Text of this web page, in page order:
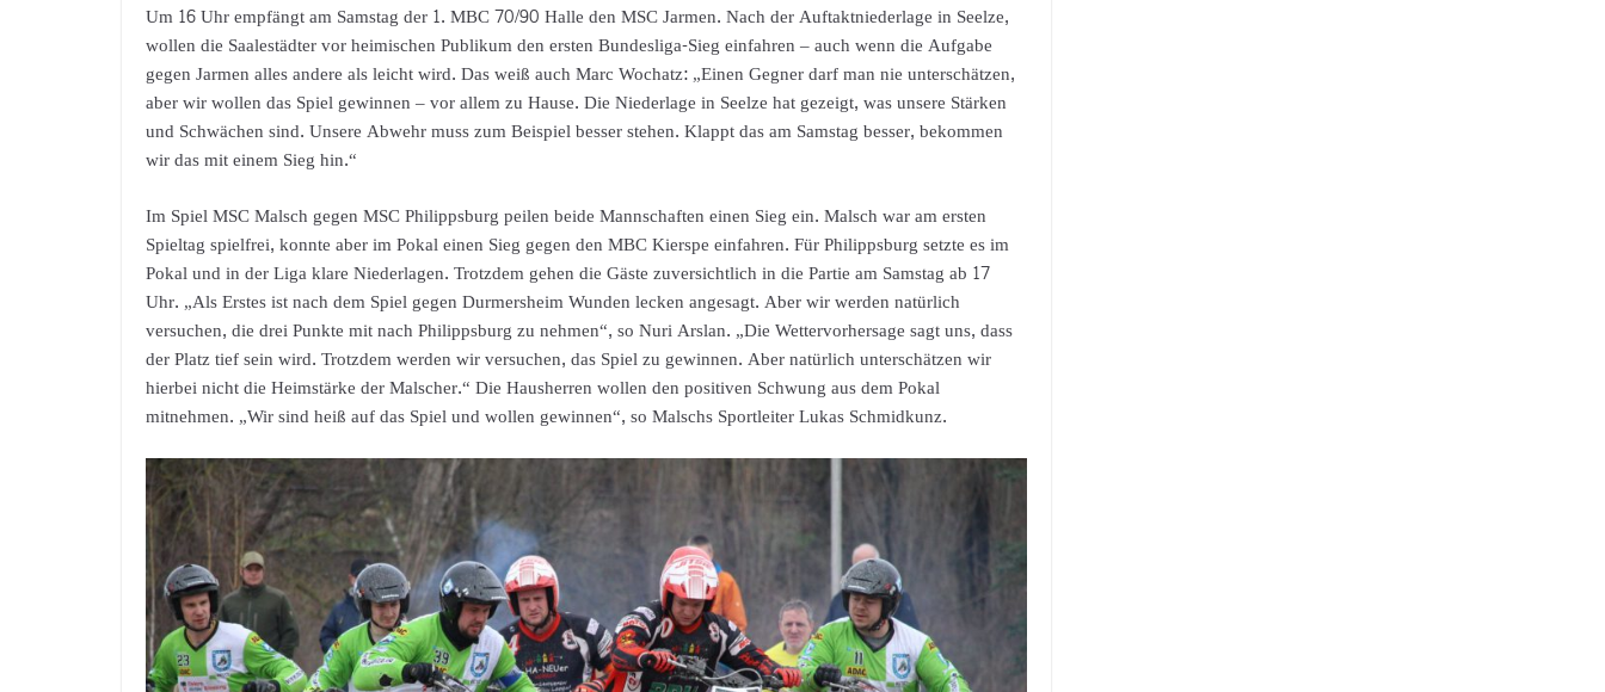
Um 16 Uhr empfängt am Samstag der 1. MBC 70/90 Halle den MSC Jarmen. Nach der Auftaktniederlage in Seelze,
wollen die Saalestädter vor heimischen Publikum den ersten Bundesliga-Sieg einfahren – auch wenn die Aufgabe
gegen Jarmen alles andere als leicht wird. Das weiß auch Marc Wochatz: „Einen Gegner darf man nie unterschätzen,
aber wir wollen das Spiel gewinnen – vor allem zu Hause. Die Niederlage in Seelze hat gezeigt, was unsere Stärken
und Schwächen sind. Unsere Abwehr muss zum Beispiel besser stehen. Klappt das am Samstag besser, bekommen
wir das mit einem Sieg hin.“
Im Spiel MSC Malsch gegen MSC Philippsburg peilen beide Mannschaften einen Sieg ein. Malsch war am ersten
Spieltag spielfrei, konnte aber im Pokal einen Sieg gegen den MBC Kierspe einfahren. Für Philippsburg setzte es im
Pokal und in der Liga klare Niederlagen. Trotzdem gehen die Gäste zuversichtlich in die Partie am Samstag ab 17
Uhr. „Als Erstes ist nach dem Spiel gegen Durmersheim Wunden lecken angesagt. Aber wir werden natürlich
versuchen, die drei Punkte mit nach Philippsburg zu nehmen“, so Nuri Arslan. „Die Wettervorhersage sagt uns, dass
der Platz tief sein wird. Trotzdem werden wir versuchen, das Spiel zu gewinnen. Aber natürlich unterschätzen wir
hierbei nicht die Heimstärke der Malscher.“ Die Hausherren wollen den positiven Schwung aus dem Pokal
mitnehmen. „Wir sind heiß auf das Spiel und wollen gewinnen“, so Malschs Sportleiter Lukas Schmidkunz.